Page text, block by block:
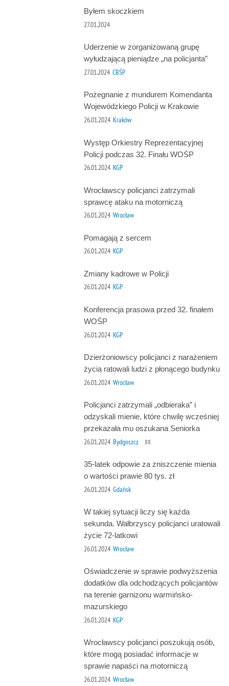
Byłem skoczkiem
27.01.2024
Uderzenie w zorganizowaną grupę
wyłudzającą pieniądze „na policjanta”
27.01.2024 CBŚP
Pożegnanie z mundurem Komendanta
Wojewódzkiego Policji w Krakowie
26.01.2024 Kraków
Występ Orkiestry Reprezentacyjnej
Policji podczas 32. Finału WOŚP
26.01.2024 KGP
Wrocławscy policjanci zatrzymali
sprawcę ataku na motorniczą
26.01.2024 Wrocław
Pomagają z sercem
26.01.2024 KGP
Zmiany kadrowe w Policji
26.01.2024 KGP
Konferencja prasowa przed 32. finałem
WOŚP
26.01.2024 KGP
Dzierżoniowscy policjanci z narażeniem
życia ratowali ludzi z płonącego budynku
26.01.2024 Wrocław
Policjanci zatrzymali „odbieraka” i
odzyskali mienie, które chwilę wcześniej
przekazała mu oszukana Seniorka
26.01.2024 Bydgoszcz
35-latek odpowie za zniszczenie mienia
o wartości prawie 80 tys. zł
26.01.2024 Gdańsk
W takiej sytuacji liczy się każda
sekunda. Wałbrzyscy policjanci uratowali
życie 72-latkowi
26.01.2024 Wrocław
Oświadczenie w sprawie podwyższenia
dodatków dla odchodzących policjantów
na terenie garnizonu warmińsko-
mazurskiego
26.01.2024 KGP
Wrocławscy policjanci poszukują osób,
które mogą posiadać informacje w
sprawie napaści na motorniczą
26.01.2024 Wrocław